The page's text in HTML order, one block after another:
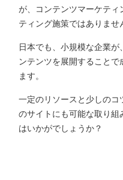
が、コンテンツマーケテ
ティング施策ではありませ
日本でも、小規模な企業
ンテンツを展開すること
ます。
一定のリソースと少しの
のサイトにも可能な取り
はいかがでしょうか？